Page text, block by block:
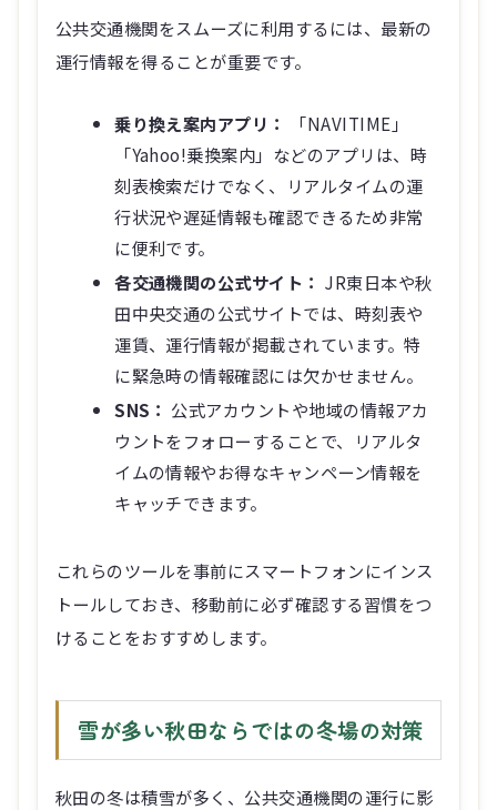
公共交通機関をスムーズに利用するには、最新の
運行情報を得ることが重要です。
乗り換え案内アプリ：
「NAVITIME」
「Yahoo!乗換案内」などのアプリは、時
刻表検索だけでなく、リアルタイムの運
行状況や遅延情報も確認できるため非常
に便利です。
各交通機関の公式サイト： JR東日本や秋
田中央交通の公式サイトでは、時刻表や
運賃、運行情報が掲載されています。特
に緊急時の情報確認には欠かせません。
SNS： 公式アカウントや地域の情報アカ
ウントをフォローすることで、リアルタ
イムの情報やお得なキャンペーン情報を
キャッチできます。
これらのツールを事前にスマートフォンにインス
トールしておき、移動前に必ず確認する習慣をつ
けることをおすすめします。
雪が多い秋田ならではの冬場の対策
秋田の冬は積雪が多く、公共交通機関の運行に影